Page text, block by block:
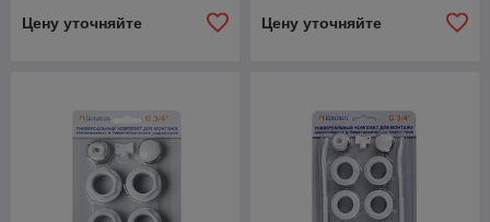
Цену уточняйте Цену уточняйте